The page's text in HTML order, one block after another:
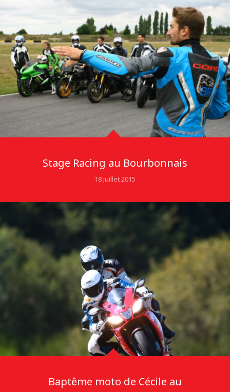
Stage Racing au Bourbonnais
18 juillet 2015
Baptême moto de Cécile au